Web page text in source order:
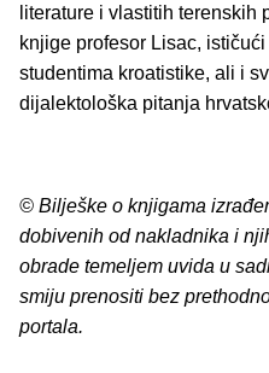
literature i vlastitih terenskih
knjige profesor Lisac,
studentima kroatistike, ali i
dijalektološka pitanja
© Bilješke o knjigama
dobivenih od nakladnika i
obrade temeljem uvida u
smiju prenositi bez
portala.